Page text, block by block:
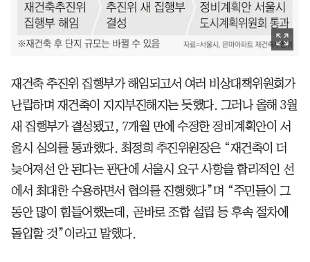
재건축 추진위 집행부가 해임되고서 여러 비상대책위원회가
난립하며 재건축이 지지부진해지는 듯했다. 그러나 올해 3월
새 집행부가 결성됐고, 7개월 만에 수정한 정비계획안이 서
울시 심의를 통과했다. 최정희 추진위원장은 “재건축이 더
늦어져선 안 된다는 판단에 서울시 요구 사항을 합리적인 선
에서 최대한 수용하면서 협의를 진행했다”며 “주민들이 그
동안 많이 힘들어했는데, 곧바로 조합 설립 등 후속 절차에
돌입할 것”이라고 말했다.